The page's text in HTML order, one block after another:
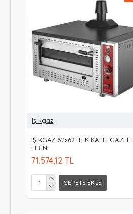
Işıkgaz
IŞIKGAZ 62x62 TEK KATLI GAZLI
FIRINI
71.574,12 TL
SEPETE EKLE